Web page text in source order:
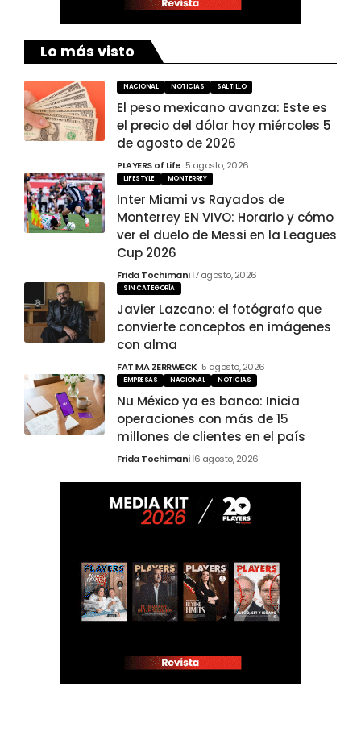
Lo más visto
NACIONAL NOTICIAS SALTILLO
El peso mexicano avanza: Este es
el precio del dólar hoy miércoles 5
de agosto de 2026
PLAYERS of Life 5 agosto, 2026
LIFESTYLE MONTERREY
Inter Miami vs Rayados de
Monterrey EN VIVO: Horario y cómo
ver el duelo de Messi en la Leagues
Cup 2026
Frida Tochimani 7 agosto, 2026
SIN CATEGORÍA
Javier Lazcano: el fotógrafo que
convierte conceptos en imágenes
con alma
FATIMA ZERRWECK 5 agosto, 2026
EMPRESAS NACIONAL NOTICIAS
Nu México ya es banco: Inicia
operaciones con más de 15
millones de clientes en el país
Frida Tochimani 6 agosto, 2026